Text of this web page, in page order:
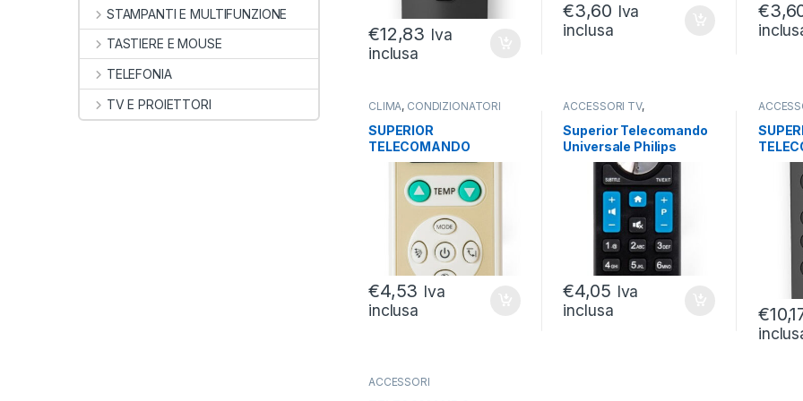
€12,83 Iva
inclusa
€3,60 Iva
inclusa
€
CLIMA, CONDIZIONATORI
ELETTRODOMESTICI
SUPERIOR
TELECOMANDO
UNIVERSALE PER
CONDIZIONATORI
€4,53 Iva
inclusa
ACCESSORI TV,
,
PROIETTORI
Superior Telecomando
Universale Philips
Funzioni Smart Tv
€4,05 Iva
inclusa
€
ACCESSORI
STAMPANTI E MULTIFUNZIONE
TASTIERE E MOUSE
TELEFONIA
TV E PROIETTORI